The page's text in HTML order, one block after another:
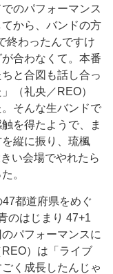
のパフォーマンス
から、バンドの方
終わったんですけ
合わなくて。本番
と合図も話し合っ
（礼央／REO）
そんな生バンドで
を得たようで、ま
縦に振り、琉楓
い会場でやれたら
。
都道府県をめぐ
のはじまり 47+1
パフォーマンスに
）は「ライブ
く成長したんじゃ